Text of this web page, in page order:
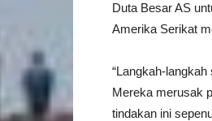
Duta Besar AS
Amerika Serikat
“Langkah-
Mereka merusak
tindakan ini